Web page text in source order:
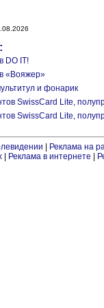
DO IT!
«Вояжер»
и фонарик
SwissCard Lite,
SwissCard Lite,
Реклама на
Реклама в интернете